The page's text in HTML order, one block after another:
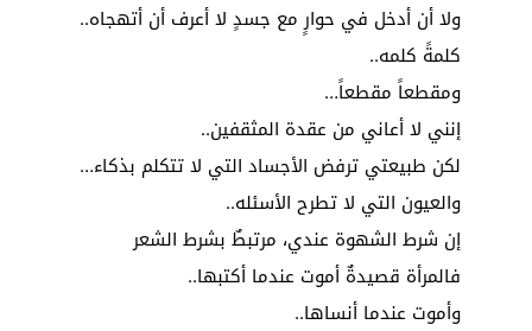
ولا أن أدخل في حوارٍ مع جسدٍ لا أعرف أن أتهجاه..
كلمةً كلمه..
ومقطعاً مقطعاً…
إنني لا أعاني من عقدة المثقفين..
لكن طبيعتي ترفض الأجساد التي لا تتكلم بذكاء…
والعيون التي لا تطرح الأسئله..
إن شرط الشهوة عندي، مرتبطٌ بشرط الشعر
فالمرأة قصيدةٌ أموت عندما أكتبها..
وأموت عندما أنساها..